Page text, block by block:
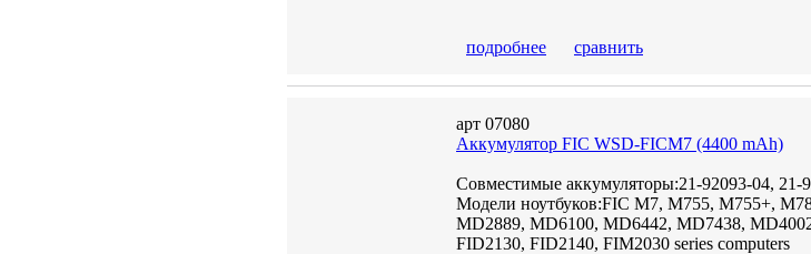
подробнее сравнить
арт 07080
Аккумулятор FIC WSD-FICM7 (4400 mAh)
Совместимые аккумуляторы:21-92093-04, 21-
Модели ноутбуков:FIC M7, M755, M755+,
MD2889, MD6100, MD6442, MD7438,
FID2130, FID2140, FIM2030 series computers